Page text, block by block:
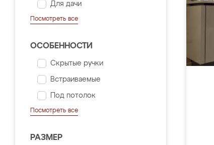
Для дачи
Посмотреть все
ОСОБЕННОСТИ
Скрытые ручки
Встраиваемые
Под потолок
Посмотреть все
РАЗМЕР